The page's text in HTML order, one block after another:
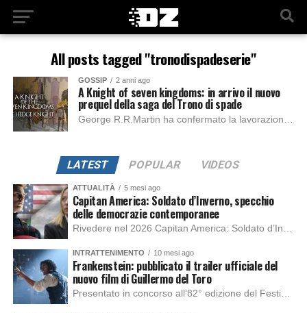
All posts tagged "tronodispadeserie"
GOSSIP 2 anni ago
A Knight of seven kingdoms: in arrivo il nuovo
prequel della saga del Trono di spade
LATEST POPULAR VIDEOS
ATTUALITÀ 5 mesi ago
Capitan America: Soldato d’Inverno, specchio
delle democrazie contemporanee
INTRATTENIMENTO 10 mesi ago
Frankenstein: pubblicato il trailer ufficiale del
nuovo film di Guillermo del Toro